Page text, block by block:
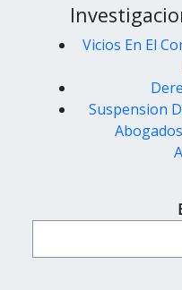
Vicios En El
Suspension